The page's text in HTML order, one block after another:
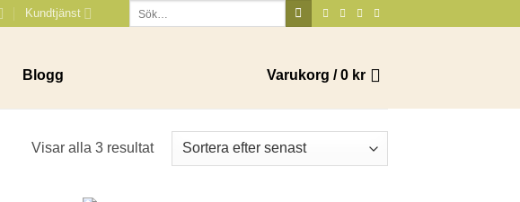
Kundtjänst
Blogg Varukorg /0 kr
Visar alla 3 resultatSortera
efter